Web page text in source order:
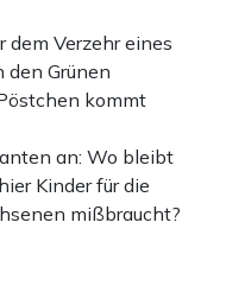
Verzehr eines
Grünen
kommt
an: Wo bleibt
Kinder für die
mißbraucht?